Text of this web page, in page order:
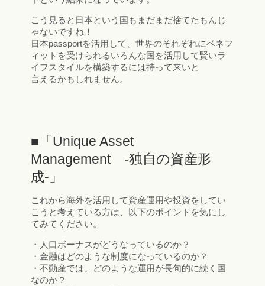
こう見ると日本という国もまだまだ捨てたもんじ
ゃないですね！
日本passportを活用して、世界のそれぞれにベネフ
ィットを受けられるいろんな国を活用して賢いラ
イフスタイルを構築するには持って来いと
言えるかもしれません。
■「Unique Asset
Management -独自の資産形
成-」
これから海外を活用して資産運用や投資をしてい
こうと考えている方は、以下のポイントを気にし
てみてください。
・人口ボーナスがどうなっているのか？
・金融はどのような制度になっているのか？
・不動産では、どのような運用が長句的に続く国
なのか？